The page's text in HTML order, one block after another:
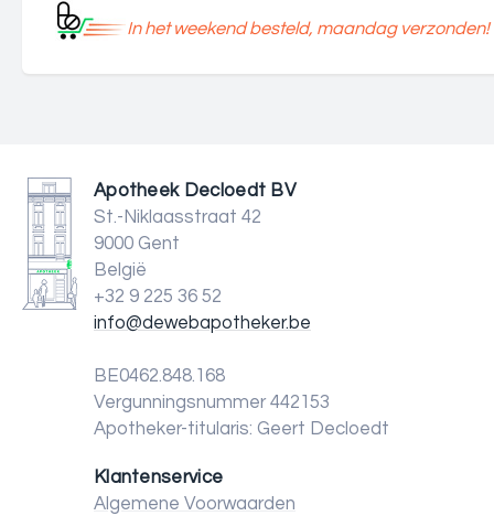
In het weekend besteld, maandag verzonden!
Apotheek Decloedt BV
St.-Niklaasstraat 42
9000 Gent
België
+32 9 225 36 52
info@dewebapotheker.be
BE0462.848.168
Vergunningsnummer 442153
Apotheker-titularis: Geert Decloedt
Klantenservice
Algemene Voorwaarden